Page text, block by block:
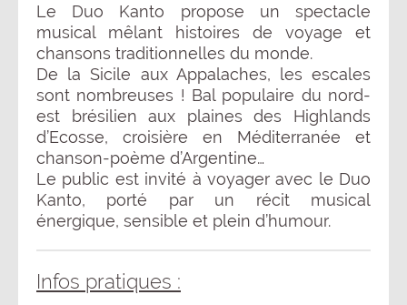
Le Duo Kanto propose un spectacle
musical mêlant histoires de voyage et
chansons traditionnelles du monde.
De la Sicile aux Appalaches, les escales
sont nombreuses ! Bal populaire du nord-
est brésilien aux plaines des Highlands
d’Ecosse, croisière en Méditerranée et
chanson-poème d’Argentine…
Le public est invité à voyager avec le Duo
Kanto, porté par un récit musical
énergique, sensible et plein d’humour.
Infos pratiques :